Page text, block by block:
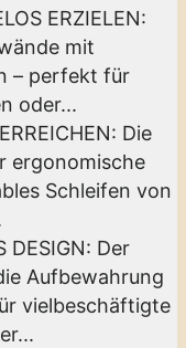
ERZIELEN:
mit
– perfekt für
oder...
Die
ergonomische
Schleifen von
DESIGN: Der
Aufbewahrung
vielbeschäftigte